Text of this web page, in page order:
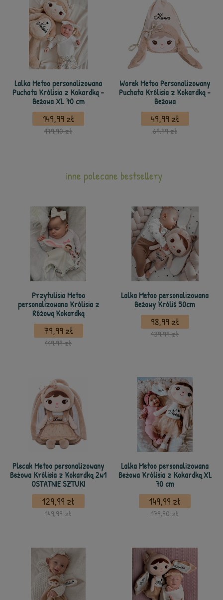
Lalka Metoo personalizowana
Puchata Królisia z Kokardką -
Beżowa XL 70 cm
149,99 zł
179,90 zł
Worek Metoo Personalizowany
Puchata Królisia z Kokardką -
Beżowa
49,99 zł
69,99 zł
inne polecane bestsellery
Przytulisia Metoo
personalizowana Królisia z
Różową Kokardką
79,99 zł
119,99 zł
Lalka Metoo personalizowana
Beżowy Króliś 50cm
98,99 zł
139,99 zł
Plecak Metoo personalizowany
Beżowa Królisia z Kokardką 2w1
OSTATNIE SZTUKI
129,99 zł
149,99 zł
Lalka Metoo personalizowana
Beżowa Królisia z Kokardką XL
70 cm
149,99 zł
179,90 zł